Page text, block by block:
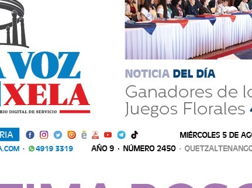
La Voz de Xela Sports Contáctanos LA VOZ 25
Fátima Bosch Desaparecida Alerta
(Usac), con tres maestrías en diferentes campos y
CEO de La Voz de Xela, profesor universitario y